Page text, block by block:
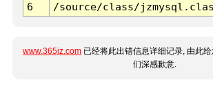
6
/source/class/
www.365jz.com 已经将此出错信息详细记录, 由此
们深感歉意.